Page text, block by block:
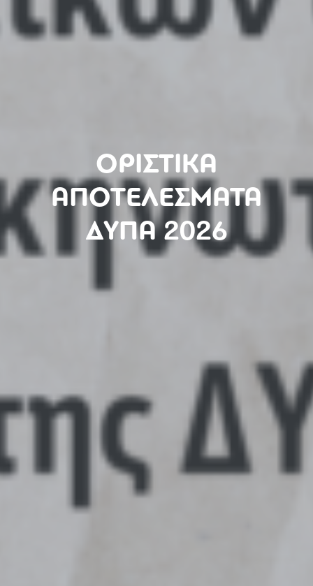
ΟΡΙΣΤΙΚΑ
ΑΠΟΤΕΛΕΣΜΑΤΑ
ΔΥΠΑ 2026